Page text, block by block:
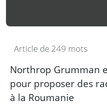
Article de 249 mots
Northrop Grumman
pour proposer des
à la Roumanie